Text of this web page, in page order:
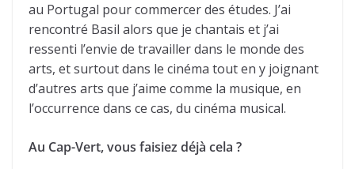
au Portugal pour commercer des études. J’ai
rencontré Basil alors que je chantais et j’ai
ressenti l’envie de travailler dans le monde des
arts, et surtout dans le cinéma tout en y joignant
d’autres arts que j’aime comme la musique, en
l’occurrence dans ce cas, du cinéma musical.
Au Cap-Vert, vous faisiez déjà cela ?